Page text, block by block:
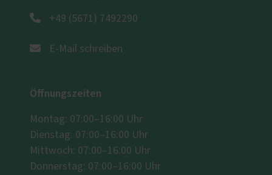
+49 (5671) 7492290
E-Mail schreiben
Öffnungszeiten
Montag: 07:00–16:00 Uhr
Dienstag: 07:00–16:00 Uhr
Mittwoch: 07:00–16:00 Uhr
Donnerstag: 07:00–16:00 Uhr